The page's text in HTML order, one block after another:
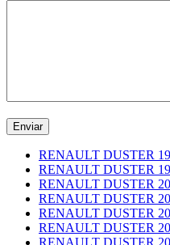
RENAULT DUSTER
RENAULT DUSTER
RENAULT DUSTER
RENAULT DUSTER
RENAULT DUSTER
RENAULT DUSTER
RENAULT DUSTER